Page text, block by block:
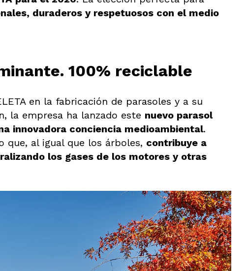
duraderos y respetuosos con el medio
100% reciclable
en la fabricación de parasoles y a su
la empresa ha lanzado este nuevo parasol
innovadora conciencia medioambiental.
al igual que los árboles, contribuye a
los gases de los motores y otras